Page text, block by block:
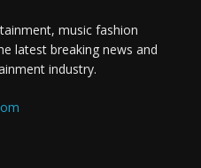
music fashion
latest breaking news and
industry.